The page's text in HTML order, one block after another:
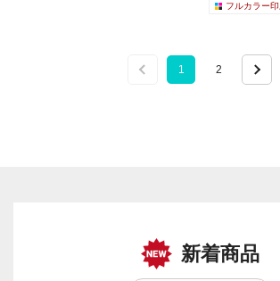
フルカラー印
1 2
新着商品